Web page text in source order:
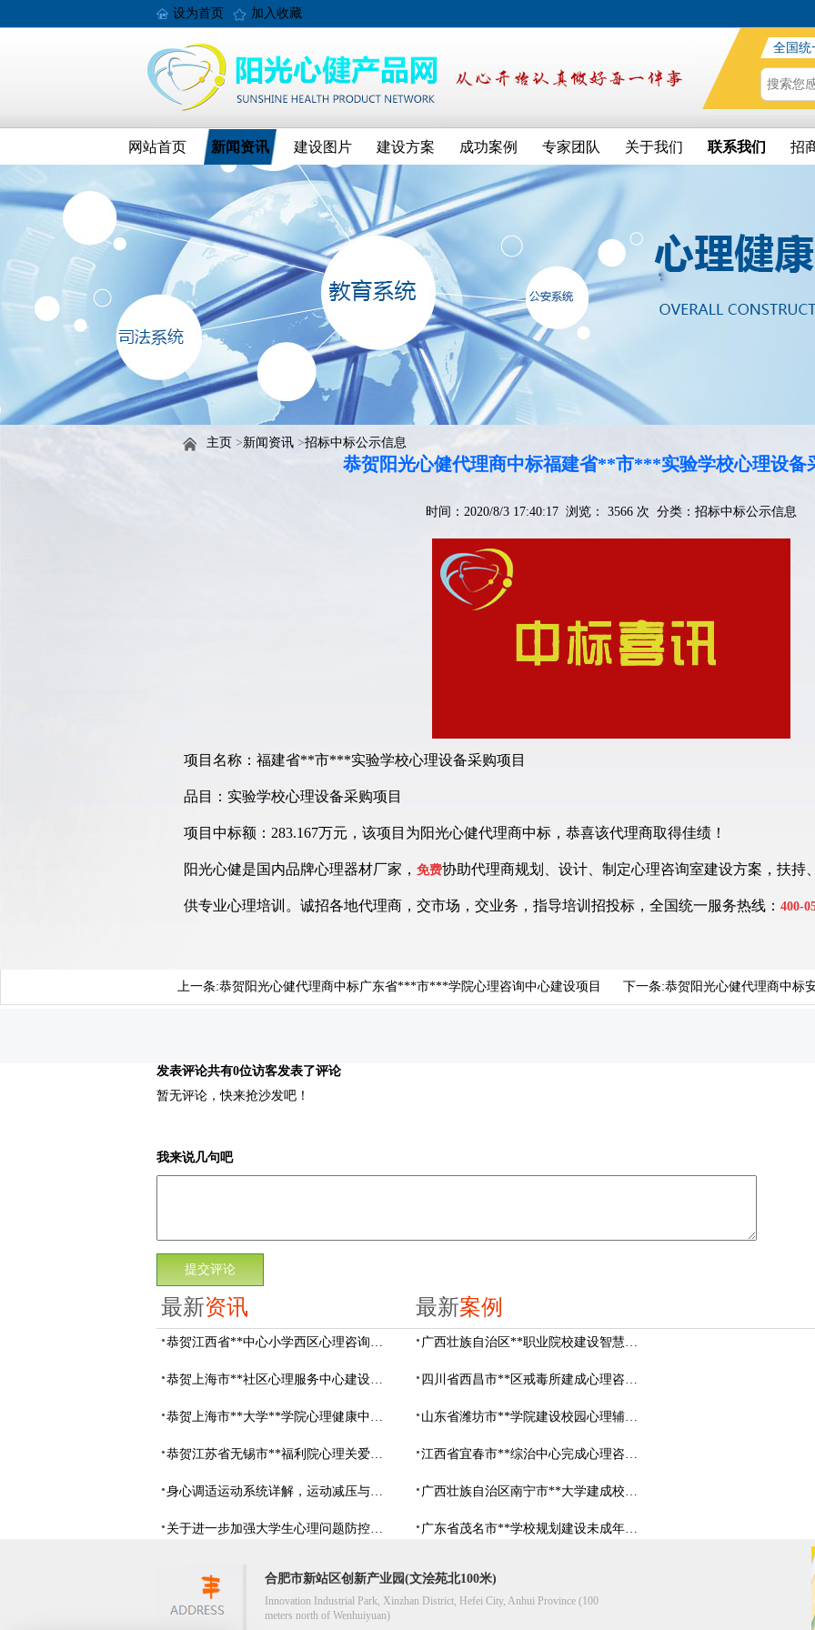
设为首页 加入收藏
全国统
网站首页 新闻资讯 建设图片 建设方案 成功案例 专家团队 关于我们 联系我们 招
主页 >新闻资讯 >招标中标公示信息
恭贺阳光心健代理商中标福建省**市***实验学校心理设备
时间：2020/8/3 17:40:17 浏览： 3566 次 分类： 招标中标公示信息
项目名称：福建省**市***实验学校心理设备采购项目
品目：实验学校心理设备采购项目
项目中标额：283.167万元，该项目为阳光心健代理商中标，恭喜该代理商取得佳绩！
阳光心健是国内品牌心理器材厂家， 免费协助代理商规划、设计、制定心理咨询室建设方案，扶持
供专业心理培训。诚招各地代理商，交市场，交业务，指导培训招投标，全国统一服务热线： 400-
上一条:恭贺阳光心健代理商中标广东省***市***学院心理咨询中心建设项目 下一条:恭贺阳光心健代理商中标
发表评论共有0位访客发表了评论
暂无评论，快来抢沙发吧！
我来说几句吧
最新资讯
恭贺江西省**中心小学西区心理咨询教室设备采购项目由阳光心健代理商中标
恭贺上海市**社区心理服务中心建设项目由阳光心健代理商中标
恭贺上海市**大学**学院心理健康中心建设项目由阳光心健代理商中标
恭贺江苏省无锡市**福利院心理关爱中心建设项目由阳光心健代理商中标
身心调适运动系统详解，运动减压与心理调适全指南
关于进一步加强大学生心理问题防控，防控大学生心理危机
最新案例
广西壮族自治区**职业院校建设智慧校园心理咨询室
四川省西昌市**区戒毒所建成心理咨询室
山东省​潍坊市**学院建设校园心理辅导中心
江西省宜春市**综治中心完成心理咨询室建设
广西壮族自治区南宁市**大学建成校园心理咨询室
广东省茂名市**学校规划建设未成年人辅导中心
合肥市新站区创新产业园(文浍苑北100米)
Innovation Industrial Park, Xinzhan District, Hefei City, Anhui Province (100
meters north of Wenhuiyuan)